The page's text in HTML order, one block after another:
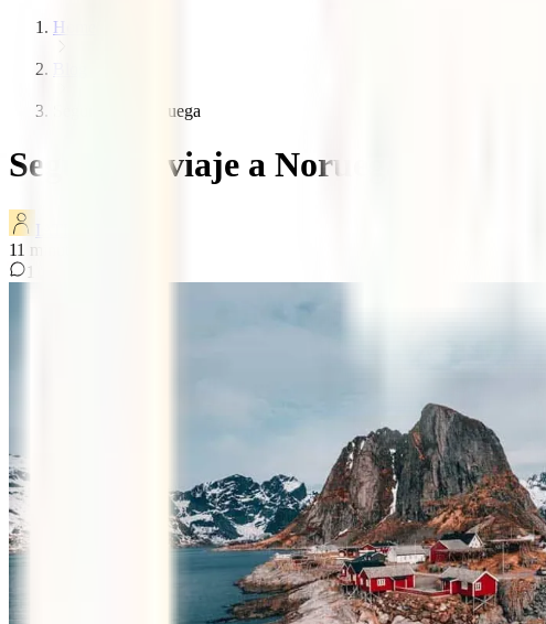
Home
Seguro viaje noruega
Seguro de viaje a Noruega
11 minutos de lectura
1